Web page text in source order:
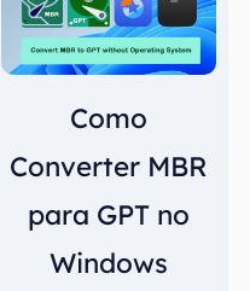
Como
Converter MBR
para GPT no
Windows